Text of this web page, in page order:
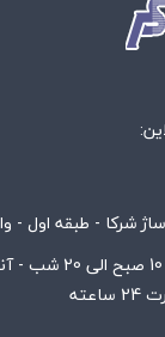
شرکا - طبقه اول -
ساعات پاسخگویی : تلفنی